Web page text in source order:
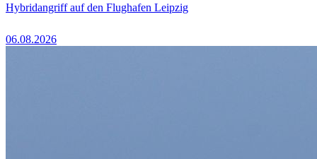
Hybridangriff auf den Flughafen Leipzig
06.08.2026